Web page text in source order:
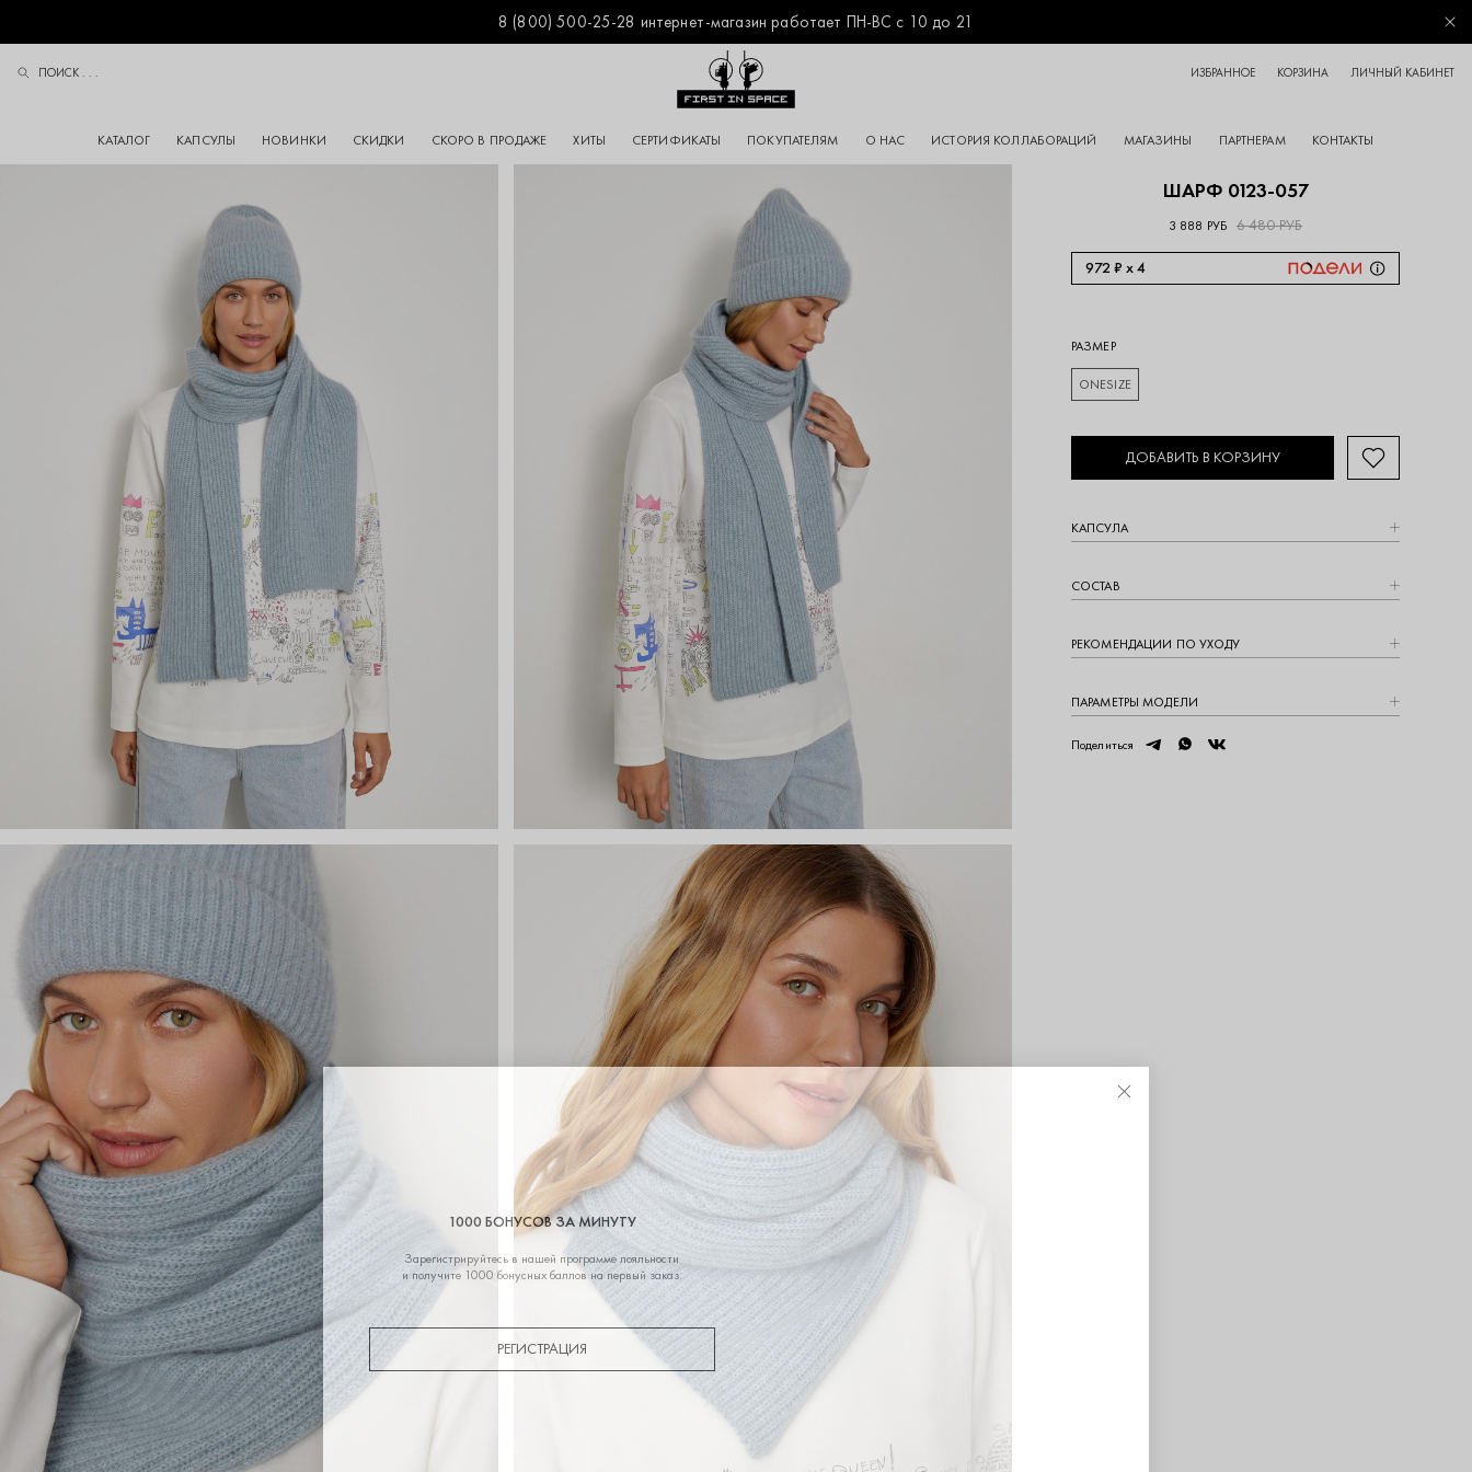
8 (800) 500-25-28 интернет-магазин работает ПН-ВС с 10 до 21
ПОИСК
ПОИСК . . .
Перейти на главную
ИЗБРАННОЕ КОРЗИНА ЛИЧНЫЙ КАБИНЕТ
КАТАЛОГ КАПСУЛЫ НОВИНКИ СКИДКИ СКОРО В ПРОДАЖЕ ХИТЫ СЕРТИФИКАТЫ ПОКУПАТЕЛЯМ О НАС ИСТОРИЯ КОЛЛАБОРАЦИЙ МАГАЗИНЫ ПАРТНЕРАМ КОНТАКТЫ
Закрыть
1000 БОНУСОВ ЗА МИНУТУ
Зарегистрируйтесь в нашей программе лояльности
и получите 1000 бонусных баллов на первый заказ.
РЕГИСТРАЦИЯ
ШАРФ 0123-057
3 888 РУБ 6 480 РУБ
972 ₽ x 4
РАЗМЕР
ONESIZE
ДОБАВИТЬ В КОРЗИНУ
КАПCУЛА
СОСТАВ
РЕКОМЕНДАЦИИ ПО УХОДУ
ПАРАМЕТРЫ МОДЕЛИ
Поделиться telegramwhatsapp
vk